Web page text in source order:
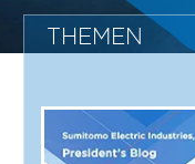
THEMEN